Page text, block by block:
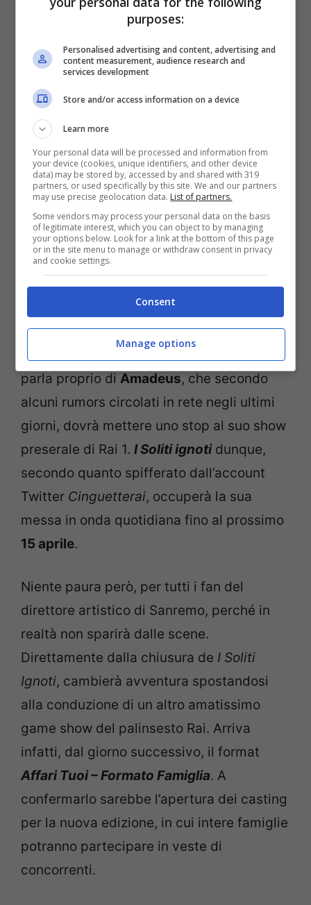
Amadeus ad Affari Tuoi (ANSA Foto)
É tempo di cambiamenti in casa
programmi di punta subiranno alcune
variazioni con l’arrivo della primavera. Si
parla proprio di Amadeus, che secondo
alcuni rumors circolati in rete negli ultimi
giorni, dovrà mettere uno stop al suo show
preserale di Rai 1. I Soliti ignotidunque,
secondo quanto spifferato dall’account
Twitter Cinguetterai, occuperà la sua
messa in onda quotidiana fino al prossimo
15 aprile.
Niente paura però, per tutti i fan del
direttore artistico di Sanremo, perché in
realtà non sparirà dalle scene.
Direttamente dalla chiusura de I Soliti
Ignoti, cambierà avventura spostandosi
alla conduzione di un altro amatissimo
game show del palinsesto Rai. Arriva
infatti, dal giorno successivo, il format
Affari Tuoi – Formato Famiglia. A
confermarlo sarebbe l’apertura dei casting
per la nuova edizione, in cui intere famiglie
potranno partecipare in veste di
concorrenti.
purposes:
Personalised advertising and content, advertising and
content measurement, audience research and
services development
Store and/or access information on a device
Learn more
Your personal data will be processed and information from
your device (cookies, unique identifiers, and other device
data) may be stored by, accessed by and shared with 319
partners, or used specifically by this site. We and our partners
may use precise geolocation data. List of partners.
Some vendors may process your personal data on the basis
of legitimate interest, which you can object to by managing
your options below. Look for a link at the bottom of this page
or in the site menu to manage or withdraw consent in privacy
and cookie settings.
Consent
Manage options